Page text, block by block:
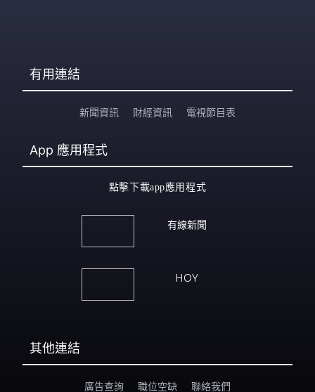
有用連結
新聞資訊 財經資訊 電視節目表
App 應用程式
點擊下載app應用程式
有線新聞
HOY
其他連結
廣告查詢 職位空缺 聯絡我們